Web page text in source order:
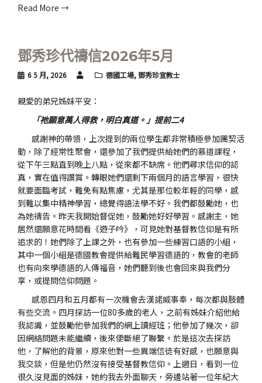
Read More →
鄧秀珍代禱信2026年5月
6 5 月, 2026 德國工場,鄧秀珍宣教士
親愛的弟兄姊妹平安：
「祂願意萬人得救，明白真道。」提前二4
感謝神的帶領，上次提到的兩位學生都非常積極參加團契活
動，除了經常性聚會，還參加了我們提供給她們的慕道課程，
從下午三點直到晚上八點，從來都不缺席。他們尋求信仰的認
真，實在值得讚賞。轉眼她們還剩下兩個月的語言學習，很快
就要面臨考試，難免有點焦慮，尤其是那位較年輕的同學，感
到難以集中精神學習，總覺得語法學不好。我們都鼓勵她，也
為她禱告。昨天我開始督促她，鼓勵她好好學習。感謝主，她
居然還願意花時間看《遊子吟》，可見她對基督教信仰是有所
追求的！她們除了上課之外，也有參加一些練習口語的小組，
其中一個小組是德國教會提供給難民學習德語的，教會的老師
也有向來學德語的人傳福音，她們聽到後也會回來與我們分
享，或提問信仰問題。
感恩四月和五月都有一次機會去漢諾威事奉，每次都與肢體
有些交流。四月探訪一位80多歲的老人，之前有姊妹介紹他給
我認識，並鼓勵他參加我們的網上讀經班；他參加了幾次，卻
因網絡問題未能繼續，後來便斷絕了聯繫。於是這次去探訪
他，了解他的背景，原來他對一些異端信徒有好感，也願意與
我交談，但是他仍然沒有接受基督教信仰。上週日，看到一位
很久沒見面的姊妹，她約我去外面聊天，旁邊站著一位年紀大